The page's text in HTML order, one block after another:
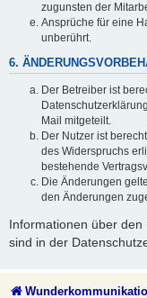
zugunsten der
Ansprüche für eine
unberührt.
6.
Der Betreiber ist
Mail mitgeteilt.
Der Nutzer ist
des Widerspruchs
bestehende
Die Änderungen
den Änderungen
Informationen über
sind in der